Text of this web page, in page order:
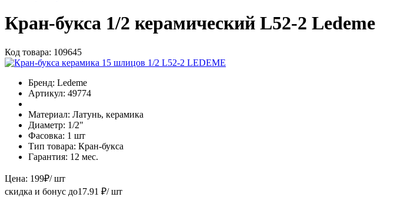
Кран-букса 1/2 керамический L52-2 Ledeme
Код товара: 109645
Бренд: Ledeme
Артикул: 49774
Материал: Латунь, керамика
Диаметр: 1/2"
Фасовка: 1 шт
Тип товара: Кран-букса
Гарантия: 12 мес.
Цена: 199₽/ шт
скидка и бонус до17.91 ₽/ шт